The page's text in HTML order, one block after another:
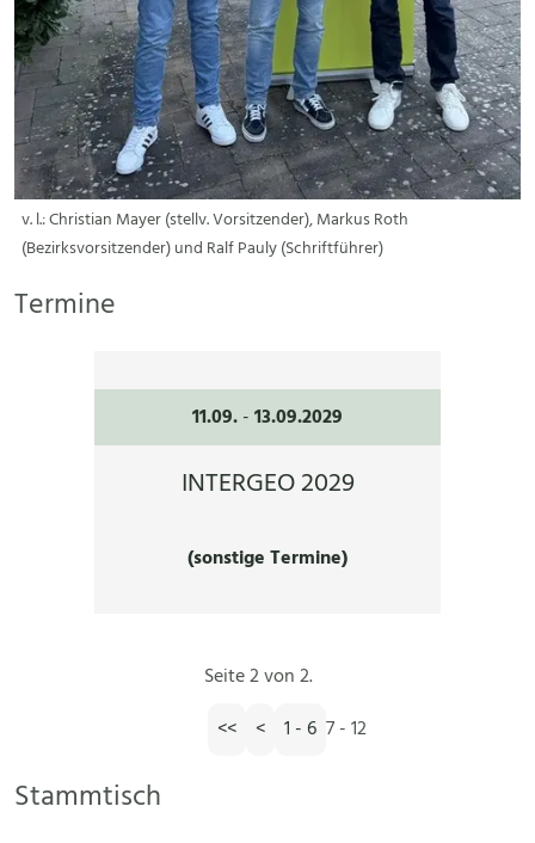
v. l.: Christian Mayer (stellv. Vorsitzender), Markus Roth
(Bezirksvorsitzender) und Ralf Pauly (Schriftführer)
Termine
11.09.-13.09.2029
INTERGEO 2029
(sonstige Termine)
Seite 2 von 2.
<<
< 1 - 6 7 - 12
Stammtisch